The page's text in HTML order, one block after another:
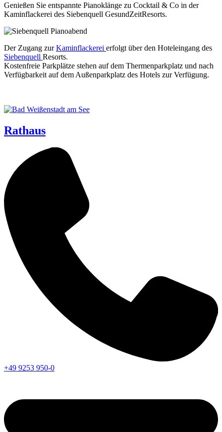
Genießen Sie entspannte Pianoklänge zu Cocktail & Co in der
Kaminflackerei des Siebenquell GesundZeitResorts.
Der Zugang zurKamin­fla­cke­rei erfolgt über den Hotel­ein­gang des
Sie­ben­quell Resorts.
Kos­ten­freie Park­plät­ze ste­hen auf dem Ther­men­park­platz und nach
Ver­füg­bar­keit auf dem Außen­park­platz des Hotels zur Verfügung.
Rathaus
+49 9253 950-0